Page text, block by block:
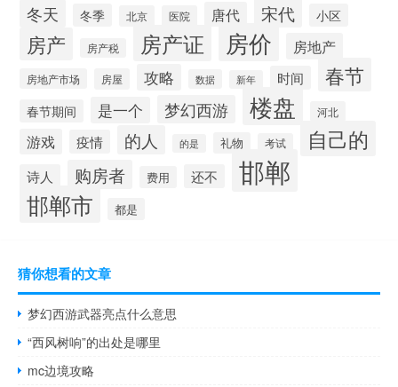
冬天 冬季 北京 医院 唐代 宋代 小区
房产 房产税 房产证 房价 房地产
房地产市场 房屋 攻略 数据 新年 时间 春节
春节期间 是一个 梦幻西游 楼盘 河北
游戏 疫情 的人 的是 礼物 考试 自己的
诗人 购房者 费用 还不 邯郸
邯郸市 都是
猜你想看的文章
梦幻西游武器亮点什么意思
“西风树响”的出处是哪里
mc边境攻略